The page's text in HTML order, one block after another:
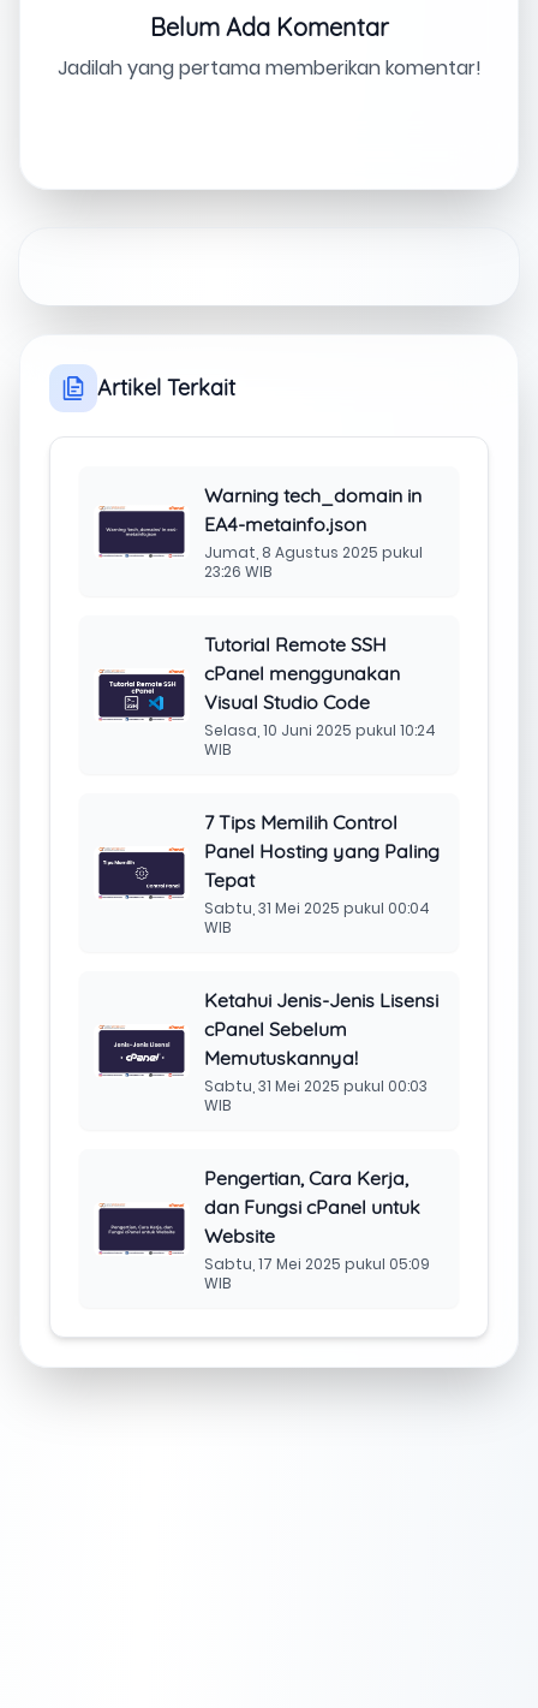
Belum Ada Komentar
Jadilah yang pertama memberikan komentar!
Artikel Terkait
Warning tech_domain in
EA4-metainfo.json
Jumat, 8 Agustus 2025 pukul
23:26 WIB
Tutorial Remote SSH
cPanel menggunakan
Visual Studio Code
Selasa, 10 Juni 2025 pukul 10:24
WIB
7 Tips Memilih Control
Panel Hosting yang Paling
Tepat
Sabtu, 31 Mei 2025 pukul 00:04
WIB
Ketahui Jenis-Jenis Lisensi
cPanel Sebelum
Memutuskannya!
Sabtu, 31 Mei 2025 pukul 00:03
WIB
Pengertian, Cara Kerja,
dan Fungsi cPanel untuk
Website
Sabtu, 17 Mei 2025 pukul 05:09
WIB